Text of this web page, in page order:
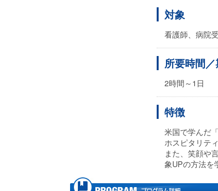
対象
看護師、病院
所要時間
2時間～1日
特徴
米国で学んだ
ホスピタリテ
また、笑顔や
象UPの方法を